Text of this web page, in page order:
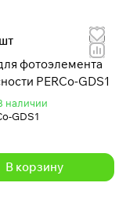
фотоэлемента
PERCo-GDS1
наличии
GDS1
В корзину